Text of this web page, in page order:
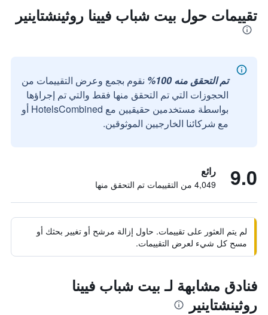
تقييمات حول بيت شباب فيينا روثينشتاينير
تم التحقق منه 100%
نقوم بجمع وعرض التقييمات من
الحجوزات التي تم التحقق منها فقط والتي تم إجراؤها
بواسطة مستخدمين حقيقيين مع HotelsCombined أو
مع شركائنا الخارجيين الموثوقين.
9.0 رائع
4,049 من التقييمات تم التحقق منها
لم يتم العثور على تقييمات. حاول إزالة مرشح أو تغيير بحثك أو
مسح كل شيء لعرض التقييمات.
فنادق مشابهة لـ بيت شباب فيينا
روثينشتاينير